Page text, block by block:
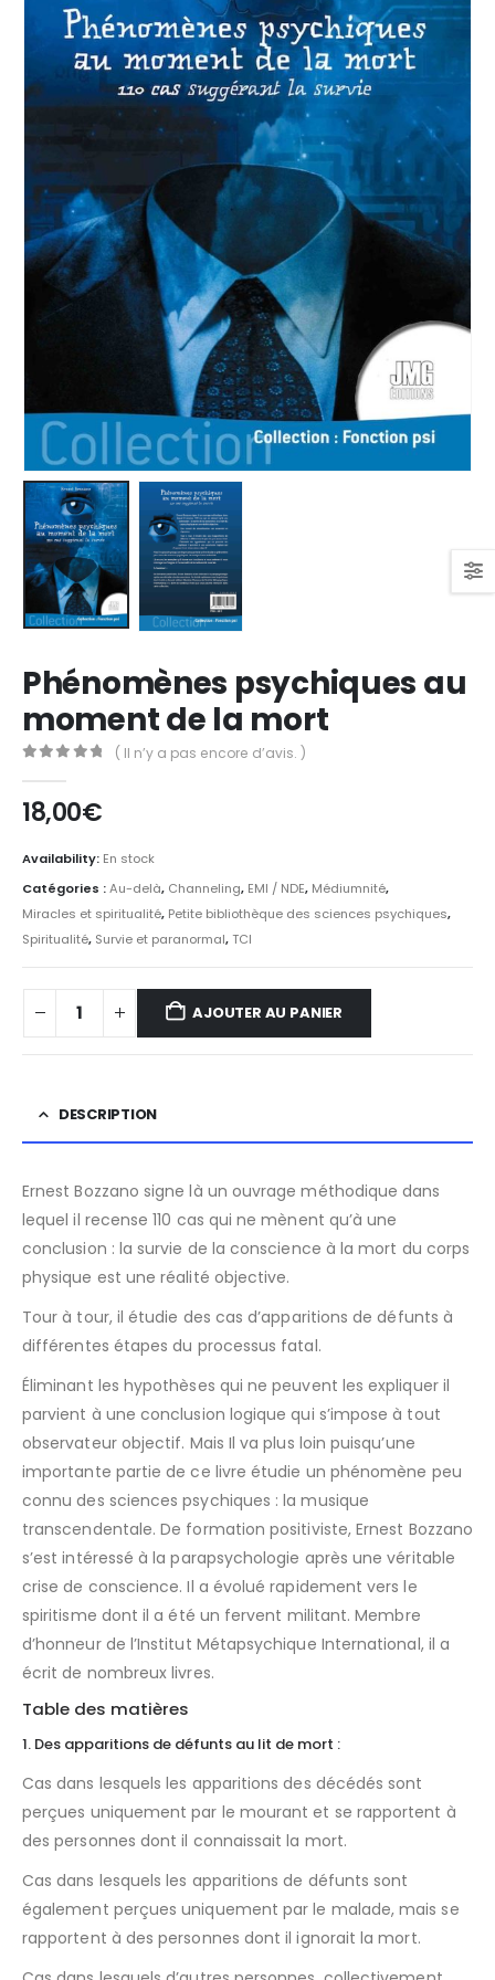
Phénomènes psychiques au
moment de la mort
( Il n’y a pas encore d’avis. )
18,00€
Availability: En stock
Catégories :Au-delà, Channeling, EMI / NDE, Médiumnité,
Miracles et spiritualité, Petite bibliothèque des sciences psychiques,
Spiritualité, Survie et paranormal,TCI
AJOUTER AU PANIER
DESCRIPTION
Ernest Bozzano signe là un ouvrage méthodique dans
lequel il recense 110 cas qui ne mènent qu’à une
conclusion : la survie de la conscience à la mort du corps
physique est une réalité objective.
Tour à tour, il étudie des cas d’apparitions de défunts à
différentes étapes du processus fatal.
Éliminant les hypothèses qui ne peuvent les expliquer il
parvient à une conclusion logique qui s’impose à tout
observateur objectif. Mais Il va plus loin puisqu’une
importante partie de ce livre étudie un phénomène peu
connu des sciences psychiques : la musique
transcendentale. De formation positiviste, Ernest Bozzano
s’est intéressé à la parapsychologie après une véritable
crise de conscience. Il a évolué rapidement vers le
spiritisme dont il a été un fervent militant. Membre
d’honneur de l’Institut Métapsychique International, il a
écrit de nombreux livres.
Table des matières
1. Des apparitions de défunts au lit de mort :
Cas dans lesquels les apparitions des décédés sont
perçues uniquement par le mourant et se rapportent à
des personnes dont il connaissait la mort.
Cas dans lesquels les apparitions de défunts sont
également perçues uniquement par le malade, mais se
rapportent à des personnes dont il ignorait la mort.